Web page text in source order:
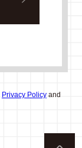
Privacy Policyand